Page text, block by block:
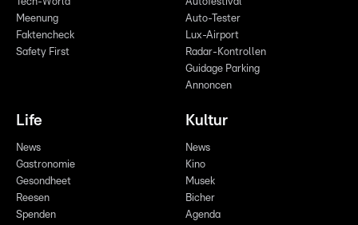
Tech-World
Meenung
Faktencheck
Safety First
Autofestival
Auto-Tester
Lux-Airport
Radar-Kontrollen
Guidage Parking
Annoncen
Life
News
Gastronomie
Gesondheet
Reesen
Spenden
Kultur
News
Kino
Musek
Bicher
Agenda